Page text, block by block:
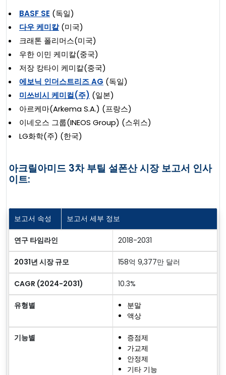
BASF SE (독일)
다우 케미칼(미국)
크래톤 폴리머스(미국)
우한 이민 케미칼(중국)
저장 캉타이 케미칼(중국)
에보닉 인더스트리즈 AG (독일)
미쓰비시 케미컬(주) (일본)
아르케마(Arkema S.A.) (프랑스)
이네오스 그룹(INEOS Group) (스위스)
LG화학(주) (한국)
아크릴아미드 3차 부틸 설폰산 시장 보고서 인사
이트:
보고서 속성 보고서 세부 정보
연구 타임라인 2018-2031
2031년 시장 규모 158억 9,377만 달러
CAGR (2024-2031) 10.3%
유형별
분말
액상
기능별
증점제
가교제
안정제
기타 기능